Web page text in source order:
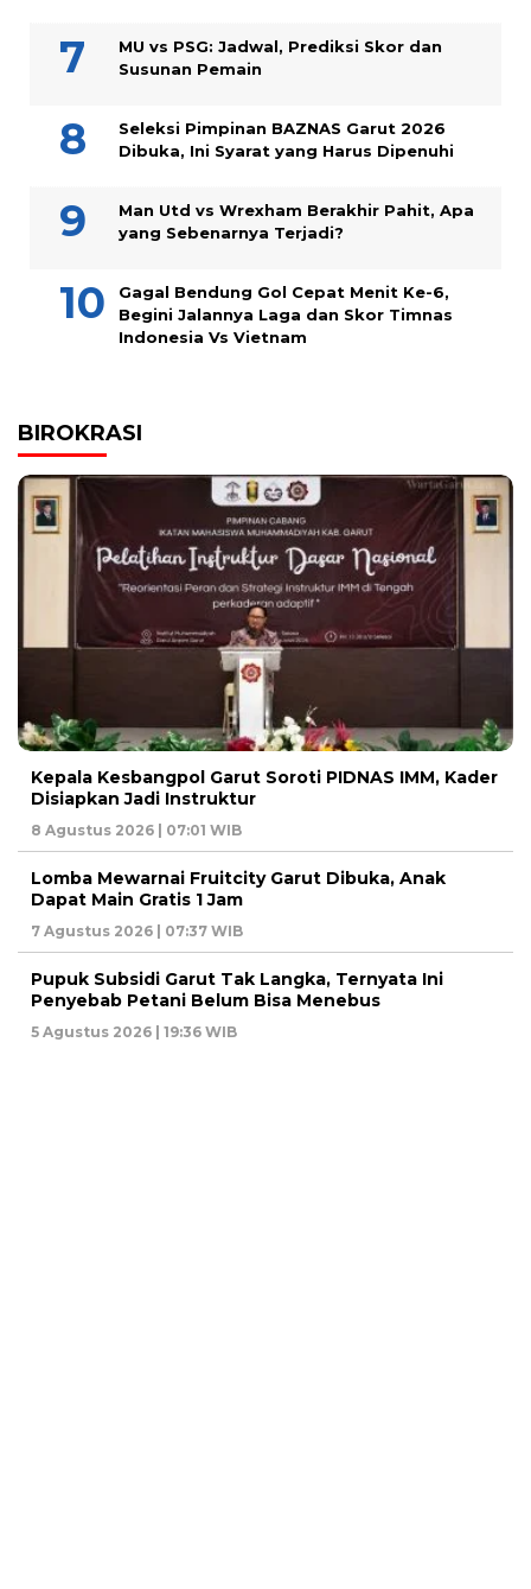
MU vs PSG: Jadwal, Prediksi Skor dan
Susunan Pemain
Seleksi Pimpinan BAZNAS Garut 2026
Dibuka, Ini Syarat yang Harus Dipenuhi
Man Utd vs Wrexham Berakhir Pahit, Apa
yang Sebenarnya Terjadi?
Gagal Bendung Gol Cepat Menit Ke-6,
Begini Jalannya Laga dan Skor Timnas
Indonesia Vs Vietnam
BIROKRASI
Kepala Kesbangpol Garut Soroti PIDNAS IMM, Kader
Disiapkan Jadi Instruktur
8 Agustus 2026 | 07:01 WIB
Lomba Mewarnai Fruitcity Garut Dibuka, Anak
Dapat Main Gratis 1 Jam
7 Agustus 2026 | 07:37 WIB
Pupuk Subsidi Garut Tak Langka, Ternyata Ini
Penyebab Petani Belum Bisa Menebus
5 Agustus 2026 | 19:36 WIB